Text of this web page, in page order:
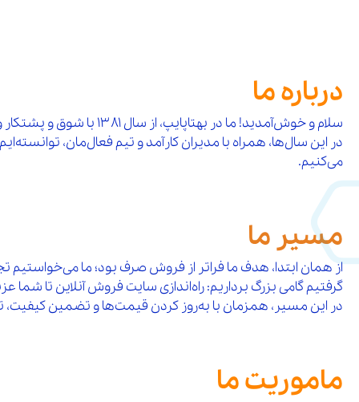
درباره ما
سلام و خوش‌آمدید! ما در بهتاپایپ، از سال ۱۳۸۱ با شوق و پشتکار وارد عرصه‌ی فروش محصولات تأسیسات ساختمانی شده‌ایم.
در این سال‌ها، همراه با مدیران کارآمد و تیم فعال‌مان،
می‌کنیم.
مسیر ما
از همان ابتدا، هدف ما فراتر از فروش صرف بود؛ ما
گرفتیم گامی بزرگ برداریم: راه‌اندازی سایت فروش آنلاین تا شما
در این مسیر، همزمان با به‌روز کردن قیمت‌ها و تضمین کیفیت،
ماموریت ما